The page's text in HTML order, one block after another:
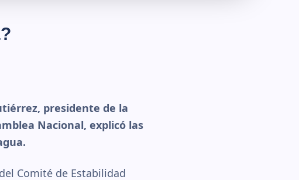
presidente de la
Nacional, explicó las
Comité de Estabilidad